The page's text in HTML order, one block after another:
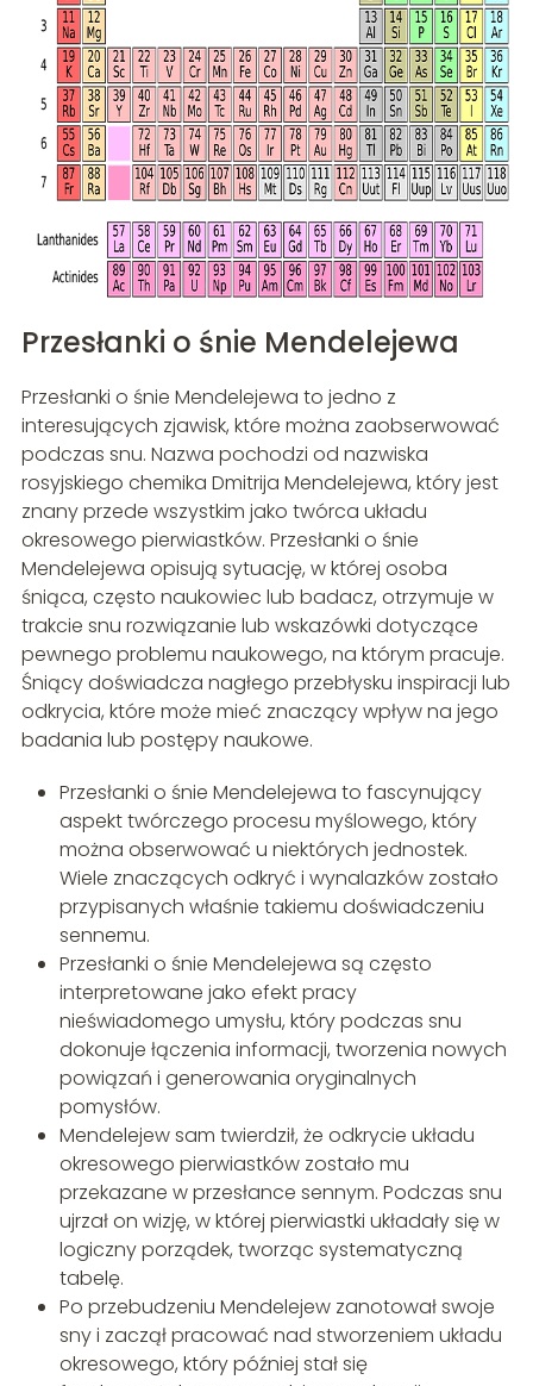
Przesłanki o śnie Mendelejewa
Przesłanki o śnie Mendelejewa to jedno z
interesujących zjawisk, które można zaobserwować
podczas snu. Nazwa pochodzi od nazwiska
rosyjskiego chemika Dmitrija Mendelejewa, który jest
znany przede wszystkim jako twórca układu
okresowego pierwiastków. Przesłanki o śnie
Mendelejewa opisują sytuację, w której osoba
śniąca, często naukowiec lub badacz, otrzymuje w
trakcie snu rozwiązanie lub wskazówki dotyczące
pewnego problemu naukowego, na którym pracuje.
Śniący doświadcza nagłego przebłysku inspiracji lub
odkrycia, które może mieć znaczący wpływ na jego
badania lub postępy naukowe.
Przesłanki o śnie Mendelejewa to fascynujący
aspekt twórczego procesu myślowego, który
można obserwować u niektórych jednostek.
Wiele znaczących odkryć i wynalazków zostało
przypisanych właśnie takiemu doświadczeniu
sennemu.
Przesłanki o śnie Mendelejewa są często
interpretowane jako efekt pracy
nieświadomego umysłu, który podczas snu
dokonuje łączenia informacji, tworzenia nowych
powiązań i generowania oryginalnych
pomysłów.
Mendelejew sam twierdził, że odkrycie układu
okresowego pierwiastków zostało mu
przekazane w przesłance sennym. Podczas snu
ujrzał on wizję, w której pierwiastki układały się w
logiczny porządek, tworząc systematyczną
tabelę.
Po przebudzeniu Mendelejew zanotował swoje
sny i zaczął pracować nad stworzeniem układu
okresowego, który później stał się